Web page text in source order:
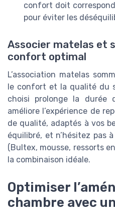
confort doit
pour éviter les
Associer matelas et
confort optimal
L’association matelas
le confort et la qualité du
choisi prolonge la
améliore l’expérience de
de qualité, adaptés à vos
équilibré, et n’hésitez pas
(Bultex, mousse, ressorts
la combinaison idéale.
Optimiser
chambre avec